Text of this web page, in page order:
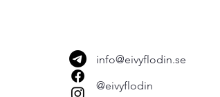
info@eivyflodin.se
@eivyflodin